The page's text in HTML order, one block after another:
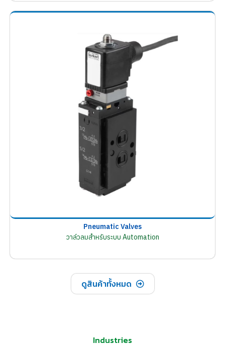
Pneumatic Valves
วาล์วลมสำหรับระบบ Automation
ดูสินค้าทั้งหมด
Industries